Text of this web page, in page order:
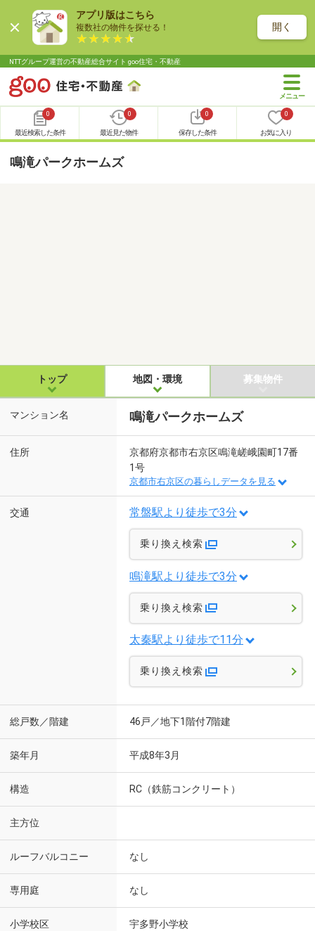
アプリ版はこちら
複数社の物件を探せる！ 開く
NTTグループ運営の不動産総合サイト goo住宅・不動産
0
最近検索した条件
0
最近見た物件
0
保存した条件
0
お気に入り
鳴滝パークホームズ
トップ 地図・環境 募集物件
マンション名 鳴滝パークホームズ
住所
京都府京都市右京区鳴滝嵯峨園町17番
1号
京都市右京区の暮らしデータを見る
交通 常盤駅より徒歩で3分
乗り換え検索
鳴滝駅より徒歩で3分
乗り換え検索
太秦駅より徒歩で11分
乗り換え検索
総戸数／階建 46戸／地下1階付7階建
築年月 平成8年3月
構造 RC（鉄筋コンクリート）
主方位
ルーフバルコニー なし
専用庭 なし
小学校区 宇多野小学校